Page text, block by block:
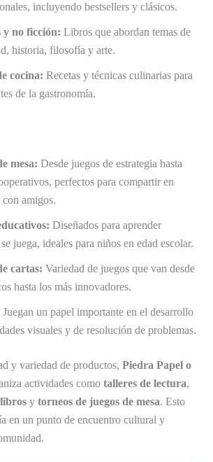
incluyendo bestsellers y clásicos.
y no ficción: Libros que abordan temas de
historia, filosofía y arte.
cocina: Recetas y técnicas culinarias para
de la gastronomía.
mesa: Desde juegos de estrategia hasta
perfectos para compartir en
amigos.
Diseñados para aprender
juega, ideales para niños en edad escolar.
cartas: Variedad de juegos que van desde
hasta los más innovadores.
Juegan un papel importante en el desarrollo
visuales y de resolución de problemas.
y variedad de productos, Piedra Papel o
actividades como talleres de lectura,
y torneos de juegos de mesa. Esto
en un punto de encuentro cultural y